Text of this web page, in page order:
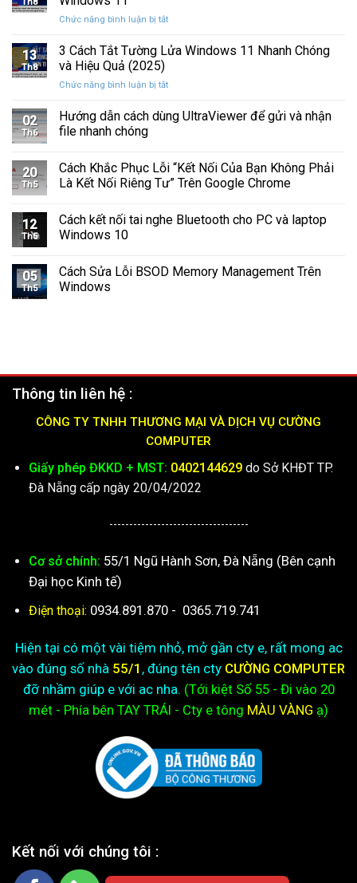
Cứng
Hỏng
Hình
Giác
Trên
C
Th8
Chức năng bình luận bị tắtở
Sửa
Âm
Khi
11
13
Th8
3 Cách Tắt Tường Lửa Windows 11 Nhanh Chóng
và Hiệu Quả (2025)
Chức năng bình luận bị tắtở
Cách
Tắt
Windows
11
và
02
Th6
Hướng dẫn cách dùng UltraViewer để gửi và nhận
file nhanh chóng
20
Th5
Cách Khắc Phục Lỗi “Kết Nối Của Bạn Không Phải
Là Kết Nối Riêng Tư” Trên Google Chrome
12
Th5
Cách kết nối tai nghe Bluetooth cho PC và laptop
Windows 10
05
Th5
Cách Sửa Lỗi BSOD Memory Management Trên
Windows
Thông tin liên hệ :
CÔNG TY TNHH THƯƠNG MẠI VÀ DỊCH VỤ CƯỜNG
COMPUTER
Giấy phép ĐKKD + MST: 0402144629do Sở KHĐT TP.
Đà Nẵng cấp ngày 20/04/2022
-----------------------------------
Cơ sở chính: 55/1 Ngũ Hành Sơn, Đà Nẵng (Bên cạnh
Đại học Kinh tế)
Điện thoại: 0934.891.870 - 0365.719.741
Hiện tại có một vài tiệm nhỏ, mở gần cty e, rất mong ac
vào đúng số nhà 55/1 , đúng tên cty CƯỜNG COMPUTER
đỡ nhầm giúp e với ac nha. (Tới kiệtSố 55 - Đi vào 20
mét - Phía bên TAY TRÁI - Cty e tông MÀU VÀNG ạ)
Kết nối với chúng tôi :